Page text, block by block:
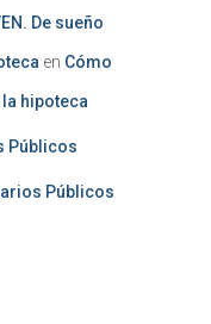
De sueño
en Cómo
hipoteca
Públicos
Públicos